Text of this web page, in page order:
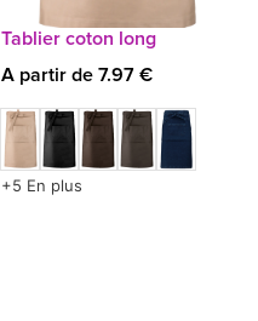
Tablier coton long
A partir de 7.97 €
+5 En plus